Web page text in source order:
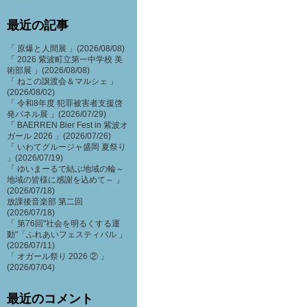
最近の記事
「 原爆と人間展 」(2026/08/08)
「 2026 紫波町立第一中学校 美
術部展 」(2026/08/08)
「 ねこの譲渡会＆マルシェ 」
(2026/08/02)
「 令和8年度 犯罪被害者支援啓
発パネル展 」(2026/07/29)
「 BAERREN Bier Fest in 紫波オ
ガール 2026 」(2026/07/26)
「 いわてグルージャ盛岡 夏祭り
」(2026/07/19)
「 ゆいまーるで結ぶ地域の輪～
地域の皆様に感謝を込めて～ 」
(2026/07/18)
放課後音楽部 第二回
(2026/07/18)
「 第76回"社会を明るくする運
動"「ふれあいフェスティバル 」
(2026/07/11)
「 オガール祭り 2026 ② 」
(2026/07/04)
最近のコメント